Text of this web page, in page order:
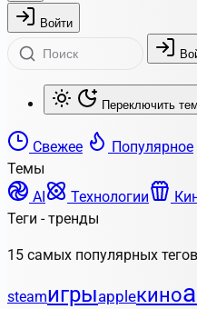
Войти
Переключить
Свежее Популярное
Темы
AI
Технологии
Теги - тренды
15 самых популярных
steamигрыappleкино